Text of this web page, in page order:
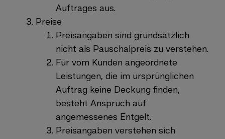
Auftrages aus.
Preise
Preisangaben sind grundsätzlich
nicht als Pauschalpreis zu verstehen.
Für vom Kunden angeordnete
Leistungen, die im ursprünglichen
Auftrag keine Deckung finden,
besteht Anspruch auf
angemessenes Entgelt.
Preisangaben verstehen sich